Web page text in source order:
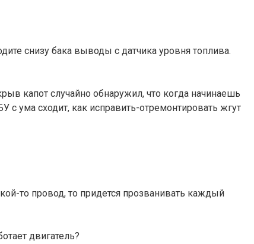
снизу бака выводы с датчика уровня топлива.
капот случайно обнаружил, что когда начинаешь
ума сходит, как исправить-отремонтировать жгут
то провод, то придется прозванивать каждый
двигатель?